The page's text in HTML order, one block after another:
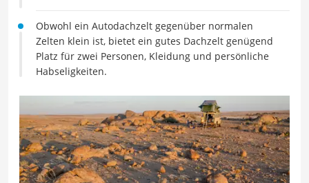
Obwohl ein Autodachzelt gegenüber normalen
Zelten klein ist, bietet ein gutes Dachzelt genügend
Platz für zwei Personen, Kleidung und persönliche
Habseligkeiten.